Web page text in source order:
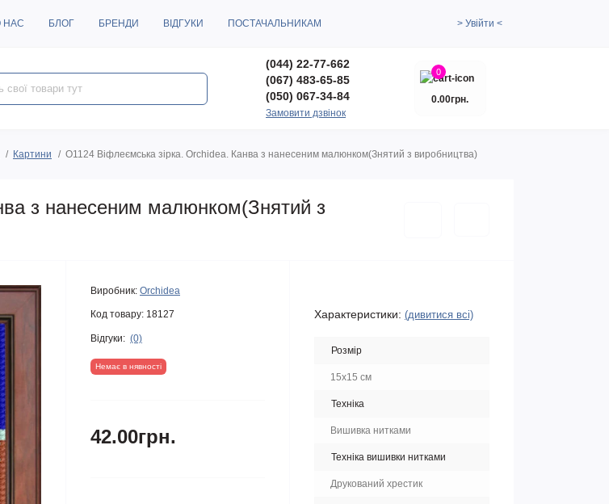
НАС БЛОГ БРЕНДИ ВІДГУКИ ПОСТАЧАЛЬНИКАМ > Увійти <
(044) 22-77-662
(067) 483-65-85
(050) 067-34-84
Замовити дзвінок
0
0.00грн.
Картини O1124 Віфлеємська зірка. Orchidea. Канва з нанесеним малюнком(Знятий з виробництва)
з нанесеним малюнком(Знятий з
Виробник: Orchidea
Код товару: 18127
Відгуки: (0)
Немає в нявності
42.00грн.
Характеристики: (дивитися всі)
Розмір
15x15 см
Техніка
Вишивка нитками
Техніка вишивки нитками
Друкований хрестик